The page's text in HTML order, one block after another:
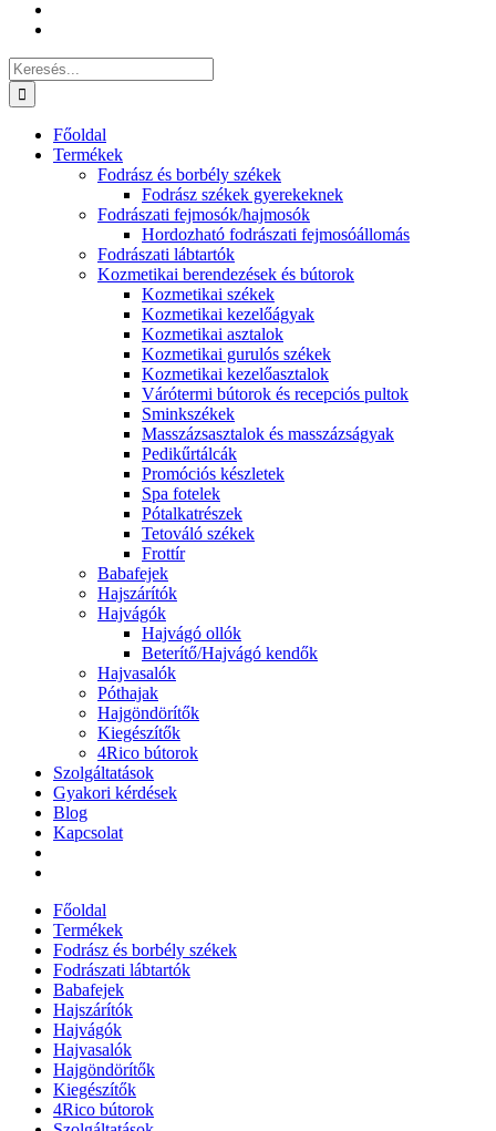
Keresés...
Főoldal
Termékek
Fodrász és borbély székek
Fodrász székek gyerekeknek
Fodrászati fejmosók/hajmosók
Hordozható fodrászati fejmosóállomás
Fodrászati lábtartók
Kozmetikai berendezések és bútorok
Kozmetikai székek
Kozmetikai kezelőágyak
Kozmetikai asztalok
Kozmetikai gurulós székek
Kozmetikai kezelőasztalok
Várótermi bútorok és recepciós pultok
Sminkszékek
Masszázsasztalok és masszázságyak
Pedikűrtálcák
Promóciós készletek
Spa fotelek
Pótalkatrészek
Tetováló székek
Frottír
Babafejek
Hajszárítók
Hajvágók
Hajvágó ollók
Beterítő/Hajvágó kendők
Hajvasalók
Póthajak
Hajgöndörítők
Kiegészítők
4Rico bútorok
Szolgáltatások
Gyakori kérdések
Blog
Kapcsolat
Főoldal
Termékek
Fodrász és borbély székek
Fodrászati lábtartók
Babafejek
Hajszárítók
Hajvágók
Hajvasalók
Hajgöndörítők
Kiegészítők
4Rico bútorok